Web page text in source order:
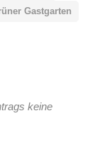
Gastgarten
keine